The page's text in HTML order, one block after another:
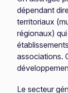
dépendant
territoriaux
régionaux)
associations.
Le secteur